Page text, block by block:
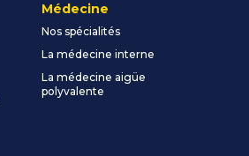
Médecine
Nos spécialités
La médecine interne
La médecine aigüe
polyvalente